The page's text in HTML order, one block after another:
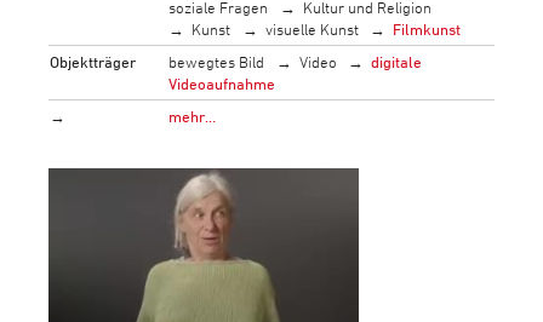
soziale Fragen
Kultur und Religion
Kunst
visuelle Kunst
Filmkunst
Objektträger
bewegtes Bild Video
digitale
Videoaufnahme
→
mehr…